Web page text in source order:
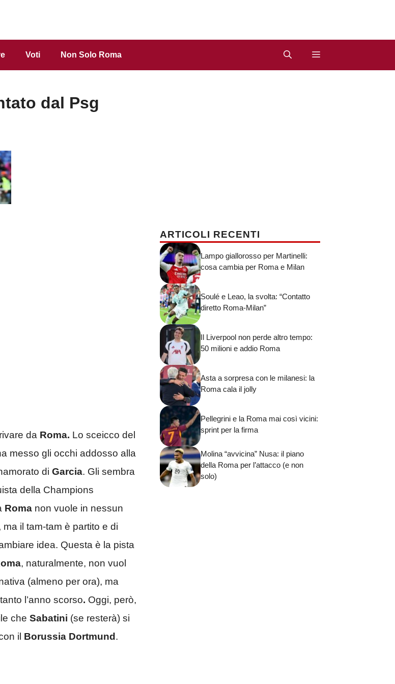
Voti Non Solo Roma
dal Psg
da Roma. Lo sceicco del
messo gli occhi addosso alla
di Garcia. Gli sembra
della Champions
Roma non vuole in nessun
ma il tam-tam è partito e di
idea. Questa è la pista
, naturalmente, non vuol
(almeno per ora), ma
l’anno scorso. Oggi, però,
che Sabatini (se resterà) si
il Borussia Dortmund.
ARTICOLI RECENTI
Lampo giallorosso per Martinelli:
cosa cambia per Roma e Milan
Soulé e Leao, la svolta: “Contatto
diretto Roma-Milan”
Il Liverpool non perde altro tempo:
50 milioni e addio Roma
Asta a sorpresa con le milanesi: la
Roma cala il jolly
Pellegrini e la Roma mai così vicini:
sprint per la firma
Molina “avvicina” Nusa: il piano
della Roma per l’attacco (e non
solo)